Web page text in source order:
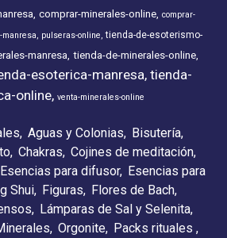
comprar-minerales-online comprar-
manresa pulseras-online tienda-de-esoterismo-
manresa tienda-de-minerales-online
esoterica-manresa tienda-
online venta-minerales-online
Aguas y Colonias
Bisutería
Chakras Cojines de meditación
Esencias para difusor Esencias para
Shui Figuras
Flores de Bach
Lámparas de Sal y Selenita
Orgonite Packs rituales